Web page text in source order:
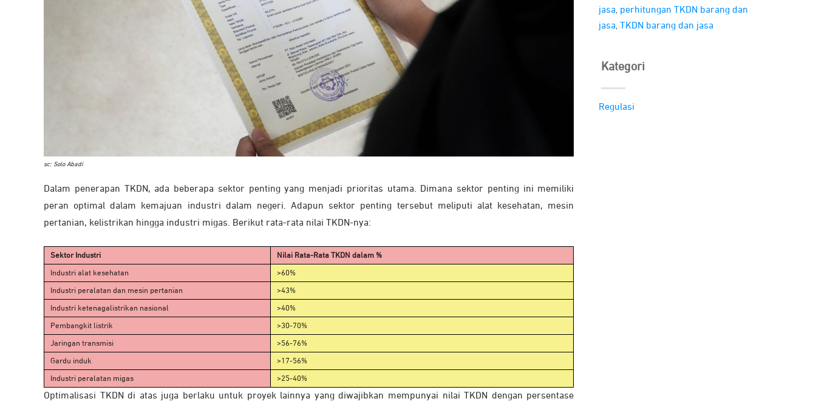
sc: Solo Abadi
Dalam penerapan TKDN, ada beberapa sektor penting yang menjadi prioritas utama. Dimana sektor penting ini memiliki
peran optimal dalam kemajuan industri dalam negeri. Adapun sektor penting tersebut meliputi alat kesehatan, mesin
pertanian, kelistrikan hingga industri migas. Berikut rata-rata nilai TKDN-nya:
Sektor Industri Nilai Rata-Rata TKDN dalam %
Industri alat kesehatan >60%
Industri peralatan dan mesin pertanian >43%
Industri ketenagalistrikan nasional >40%
Pembangkit listrik >30-70%
Jaringan transmisi >56-76%
Gardu induk >17-56%
Industri peralatan migas >25-40%
Optimalisasi TKDN di atas juga berlaku untuk proyek lainnya yang diwajibkan mempunyai nilai TKDN dengan persentase
jasa, perhitungan TKDN barang dan
jasa, TKDN barang dan jasa
Kategori
Regulasi